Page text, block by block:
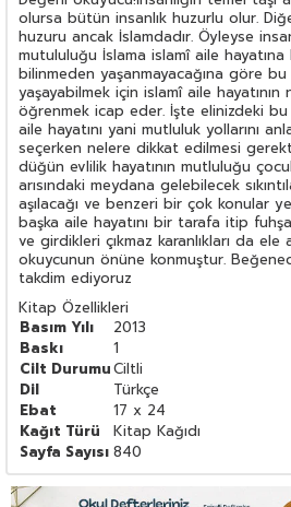
olursa bütün insanlık huzurlu olur.
huzuru ancak İslamdadır. Öyleyse
mutululuğu İslama islamî aile hayatına
bilinmeden yaşanmayacağına göre bu
yaşayabilmek için islamî aile hayatının
öğrenmek icap eder. İşte elinizdeki
aile hayatını yani mutluluk yollarını
seçerken nelere dikkat edilmesi
düğün evlilik hayatının mutluluğu
arısındaki meydana gelebilecek
aşılacağı ve benzeri bir çok konular
başka aile hayatını bir tarafa itip
ve girdikleri çıkmaz karanlıkları da ele
okuycunun önüne konmuştur.
takdim ediyoruz
Kitap Özellikleri
Basım Yılı
2013
Baskı
1
Cilt DurumuCiltli
Dil
Türkçe
Ebat
17 x 24
Kağıt Türü
Kitap Kağıdı
Sayfa Sayısı 840